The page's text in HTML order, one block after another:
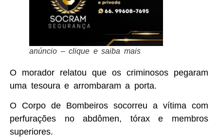
anúncio – clique e saiba mais
O morador relatou que os criminosos pegaram
uma tesoura e arrombaram a porta.
O Corpo de Bombeiros socorreu a vítima com
perfurações no abdômen, tórax e membros
superiores.